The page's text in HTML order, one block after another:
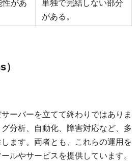
性があ
単独で完結しない部分
がある。
ーバーを立てて終わりではありま
分析、自動化、障害対応など、多
ます。両者とも、これらの運用を
ルやサービスを提供しています。